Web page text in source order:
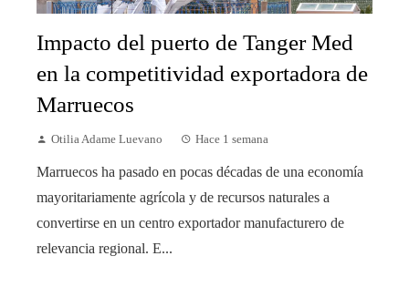
Impacto del puerto de Tanger Med
en la competitividad exportadora de
Marruecos
Otilia Adame Luevano Hace 1 semana
Marruecos ha pasado en pocas décadas de una economía
mayoritariamente agrícola y de recursos naturales a
convertirse en un centro exportador manufacturero de
relevancia regional. E...